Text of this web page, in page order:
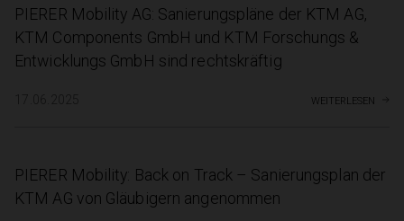
PIERER Mobility AG: Sanierungspläne der KTM AG,
KTM Components GmbH und KTM Forschungs &
Entwicklungs GmbH sind rechtskräftig
17.06.2025 weiterlesen
PIERER Mobility: Back on Track – Sanierungsplan der
KTM AG von Gläubigern angenommen